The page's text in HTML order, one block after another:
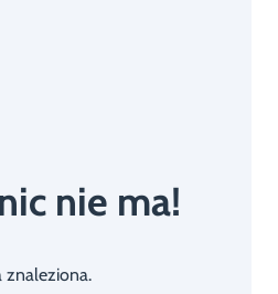
nie ma!
znaleziona.